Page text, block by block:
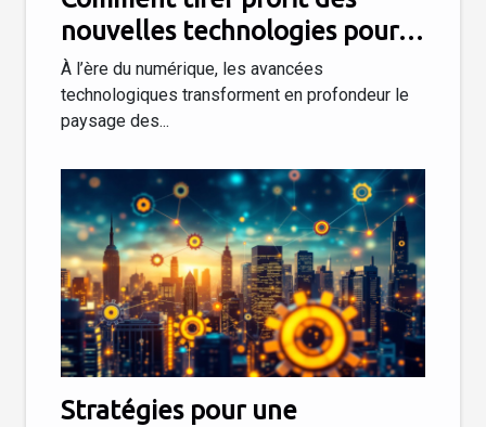
nouvelles technologies pour
dynamiser votre entreprise ?
À l’ère du numérique, les avancées
technologiques transforment en profondeur le
paysage des...
Stratégies pour une